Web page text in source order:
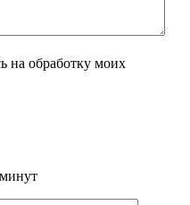
на обработку моих